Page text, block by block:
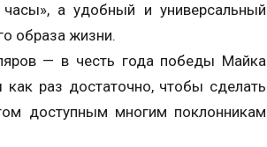
а удобный и универсальный
образа жизни.
— в честь года победы Майка
раз достаточно, чтобы сделать
доступным многим поклонникам